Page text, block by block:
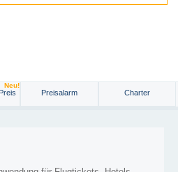
Neu!
Preisalarm Charter